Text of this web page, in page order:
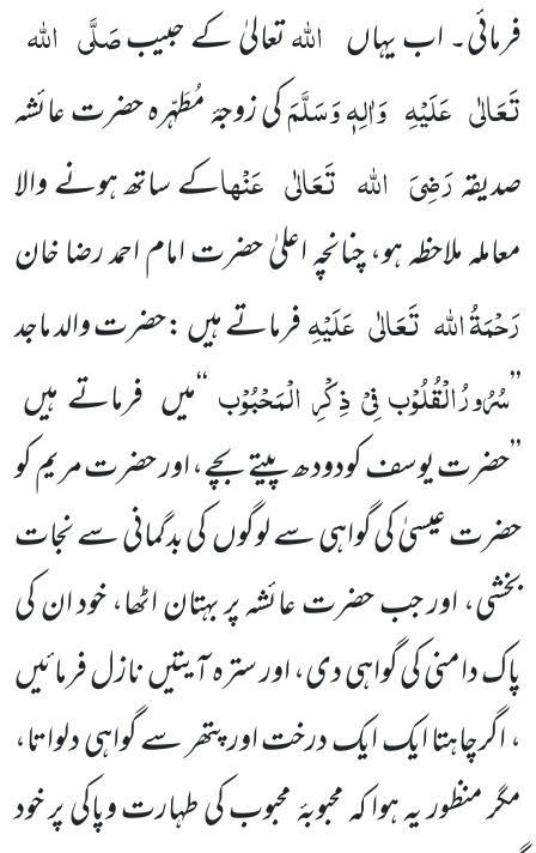
فرمائی۔ اب یہاں اللہتعالیٰ کے حبیبصَلَّی اللہ
تَعَالٰی عَلَیْہِ وَاٰلِہٖ وَسَلَّمَکی زوجۂ مُطَہّرہ حضرت عائشہ
صدیقہرَضِیَ اللہ تَعَالٰی عَنْہاکے ساتھ ہونے والا
معاملہ ملاحظہ ہو، چنانچہ اعلیٰ حضرت امام احمد رضا خان
رَحْمَۃُ اللہ تَعَالٰی عَلَیْہِفرماتے ہیں :حضرت والد ماجد
’’سُرُورُالْقُلُوْب فِیْ ذِکْرِ الْمَحْبُوْب‘‘میں فرماتے ہیں
’’حضرت یوسف کودودھ پیتے بچے، اور حضرت مریم کو
حضرت عیسیٰ کی گواہی سے لوگوں کی بدگمانی سے نجات
بخشی، اور جب حضرت عائشہ پر بہتان اٹھا، خود ان کی
پاک دامنی کی گواہی دی، اور سترہ آیتیں نازل فرمائیں
، اگرچاہتا ایک ایک درخت اور پتھر سے گواہی دلواتا،
مگر منظور یہ ہوا کہ محبوبۂ محبوب کی طہارت وپاکی پر خود